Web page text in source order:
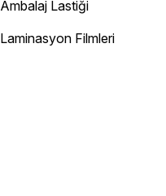
Ambalaj Lastiği
Laminasyon Filmleri